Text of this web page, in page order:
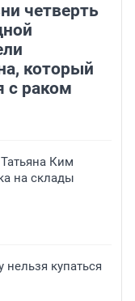
четверть
который
с раком
Ким
на склады
нельзя купаться